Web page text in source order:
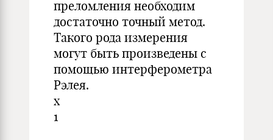
преломления необходим
достаточно точный метод.
Такого рода измерения
могут быть произведены с
помощью интерферометра
Рэлея.
x
1